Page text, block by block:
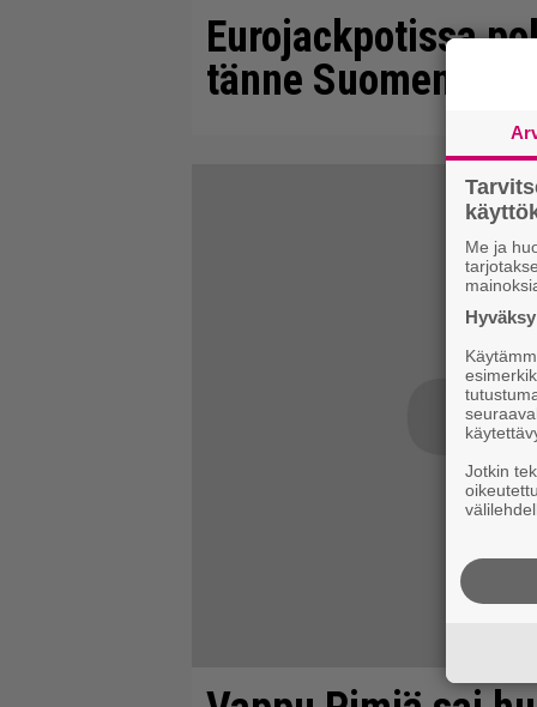
Eurojackpotissa
tänne Suomen
Me ja
Jotkin